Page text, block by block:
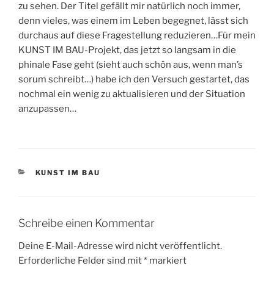
zu sehen. Der Titel gefällt mir natürlich noch immer,
denn vieles, was einem im Leben begegnet, lässt sich
durchaus auf diese Fragestellung reduzieren…Für mein
KUNST IM BAU-Projekt, das jetzt so langsam in die
phinale Fase geht (sieht auch schön aus, wenn man’s
sorum schreibt…) habe ich den Versuch gestartet, das
nochmal ein wenig zu aktualisieren und der Situation
anzupassen…
KATEGORIEN
KUNST IM BAU
Schreibe einen Kommentar
Deine E-Mail-Adresse wird nicht veröffentlicht.
Erforderliche Felder sind mit* markiert